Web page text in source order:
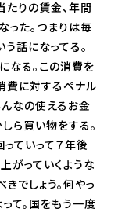
たりの賃金、年間
った。つまりは毎
話になってる。
なる。この消費を
費に対するペナル
なの使えるお金
ら買い物をする。
ていって７年後
がっていくような
でしょう。何やっ
て。国をもう一度